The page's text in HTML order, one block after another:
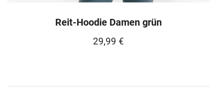
Reit-Hoodie Damen grün
29,99 €